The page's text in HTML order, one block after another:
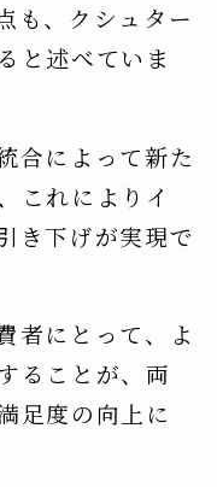
も、クシュター
と述べていま
合によって新た
これによりイ
き下げが実現で
者にとって、よ
ることが、両
足度の向上に